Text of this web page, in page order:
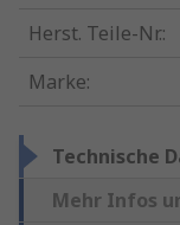
Herst. Teile-Nr.:
Marke:
Technische
Mehr Infos